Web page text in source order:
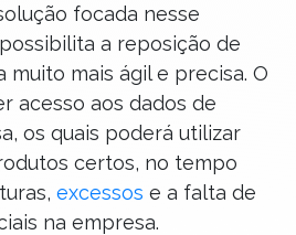
focada nesse
a reposição de
muito mais ágil e precisa. O
acesso aos dados de
os quais poderá utilizar
certos, no tempo
excessos e a falta de
na empresa.